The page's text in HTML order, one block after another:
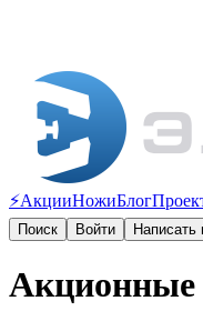
⚡️АкцииНожиБлог
Поиск Войти Написать
Акционные